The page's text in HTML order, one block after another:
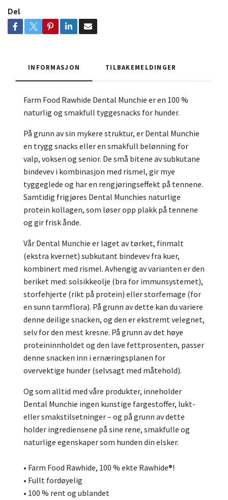
Del
INFORMASJON TILBAKEMELDINGER
Farm Food Rawhide Dental Munchie er en 100 %
naturlig og smakfull tyggesnacks for hunder.
På grunn av sin mykere struktur, er Dental Munchie
en trygg snacks eller en smakfull belønning for
valp, voksen og senior. De små bitene av subkutane
bindevev i kombinasjon med rismel, gir mye
tyggeglede og har en rengjøringseffekt på tennene.
Samtidig frigjøres Dental Munchies naturlige
protein kollagen, som løser opp plakk på tennene
og gir frisk ånde.
Vår Dental Munchie er laget av tørket, finmalt
(ekstra kvernet) subkutant bindevev fra kuer,
kombinert med rismel. Avhengig av varianten er den
beriket med: solsikkeolje (bra for immunsystemet),
storfehjerte (rikt på protein) eller storfemage (for
en sunn tarmflora). På grunn av dette kan du variere
denne deilige snacken, og den er ekstremt velegnet,
selv for den mest kresne. På grunn av det høye
proteininnholdet og den lave fettprosenten, passer
denne snacken inn i ernæringsplanen for
overvektige hunder (selvsagt med måtehold).
Og som alltid med våre produkter, inneholder
Dental Munchie ingen kunstige fargestoffer, lukt-
eller smakstilsetninger – og på grunn av dette
holder ingrediensene på sine rene, smakfulle og
naturlige egenskaper som hunden din elsker.
• Farm Food Rawhide, 100 % ekte Rawhide®!
• Fullt fordøyelig
• 100 % rent og ublandet